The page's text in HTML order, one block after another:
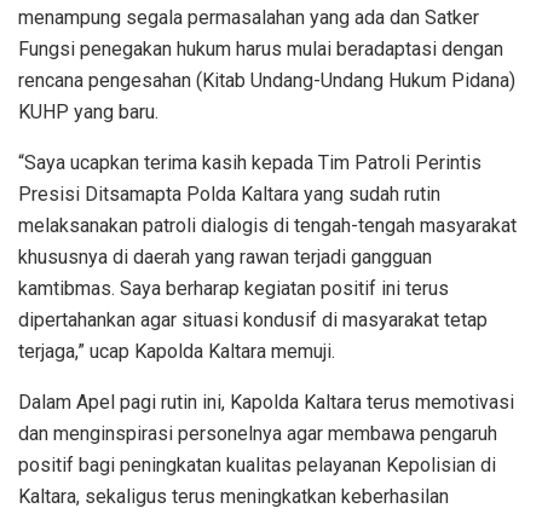
menampung segala permasalahan yang ada dan Satker
Fungsi penegakan hukum harus mulai beradaptasi dengan
rencana pengesahan (Kitab Undang-Undang Hukum Pidana)
KUHP yang baru.
“Saya ucapkan terima kasih kepada Tim Patroli Perintis
Presisi Ditsamapta Polda Kaltara yang sudah rutin
melaksanakan patroli dialogis di tengah-tengah masyarakat
khususnya di daerah yang rawan terjadi gangguan
kamtibmas. Saya berharap kegiatan positif ini terus
dipertahankan agar situasi kondusif di masyarakat tetap
terjaga,” ucap Kapolda Kaltara memuji.
Dalam Apel pagi rutin ini, Kapolda Kaltara terus memotivasi
dan menginspirasi personelnya agar membawa pengaruh
positif bagi peningkatan kualitas pelayanan Kepolisian di
Kaltara, sekaligus terus meningkatkan keberhasilan